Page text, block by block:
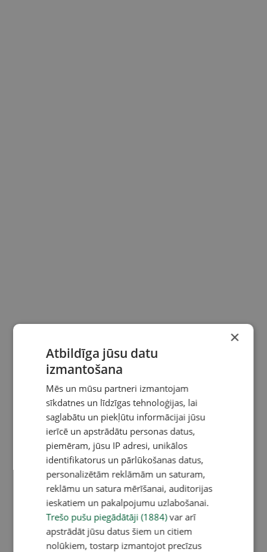
×
Atbildīga jūsu datu
izmantošana
Mēs un mūsu partneri izmantojam
sīkdatnes un līdzīgas tehnoloģijas, lai
saglabātu un piekļūtu informācijai jūsu
ierīcē un apstrādātu personas datus,
piemēram, jūsu IP adresi, unikālos
identifikatorus un pārlūkošanas datus,
personalizētām reklāmām un saturam,
reklāmu un satura mērīšanai, auditorijas
ieskatiem un pakalpojumu uzlabošanai.
Trešo pušu piegādātāji (1884)var arī
apstrādāt jūsu datus šiem un citiem
nolūkiem, tostarp izmantojot precīzus